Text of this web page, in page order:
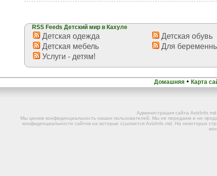
RSS Feeds Детский мир в Кахуле
Детская одежда
Детская обувь
Детская мебель
Для
Услуги - детям!
Домашняя • Карта
Администрация сайта
Мы ценим конфиденциальность наших пользователей. Мы не передаем и не
конфиденциальности сайтов на которые ссылается AvizInfo.md. На некоторых